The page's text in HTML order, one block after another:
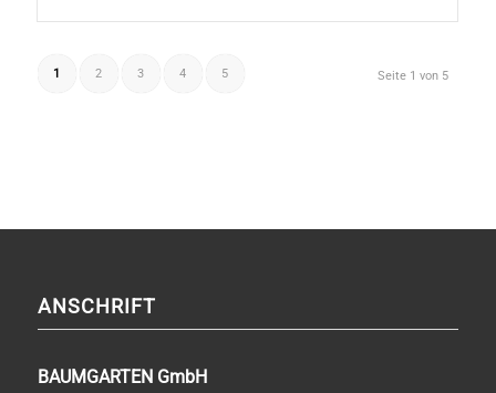
Seite 1 von 5
1 2 3 4 5
ANSCHRIFT
BAUMGARTEN GmbH